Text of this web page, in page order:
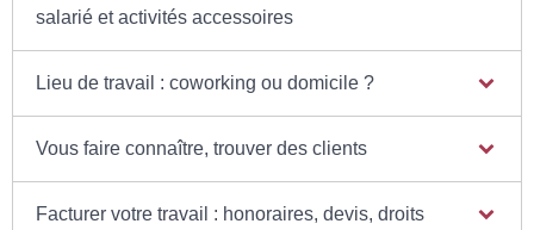
salarié et activités accessoires
Lieu de travail : coworking ou domicile ?
Vous faire connaître, trouver des clients
Facturer votre travail : honoraires, devis, droits